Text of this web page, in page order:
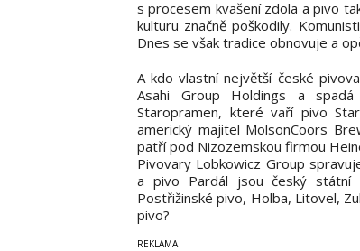
s procesem kvašení zdola a pivo
kulturu značně poškodily.
Dnes se však tradice obnovuje a
A kdo vlastní největší české
Asahi Group Holdings a
Staropramen, které vaří pivo
americký majitel MolsonCoors
patří pod Nizozemskou firmou
Pivovary Lobkowicz Group
a pivo Pardál jsou český státní
Postřižinské pivo, Holba, Litovel,
pivo?